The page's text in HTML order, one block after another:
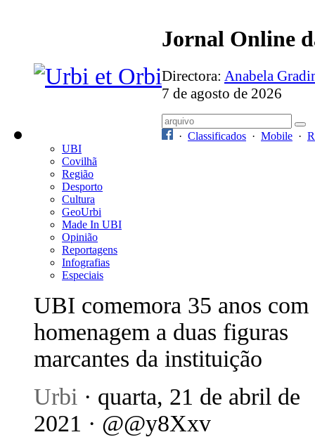
Jornal Online
Directora: Anabela
7 de agosto de 2026
· Classificados · Mobile ·
UBI
Covilhã
Região
Desporto
Cultura
GeoUrbi
Made In UBI
Opinião
Reportagens
Infografias
Especiais
UBI comemora 35 anos com
homenagem a duas figuras
marcantes da instituição
Urbi · quarta, 21 de abril de
2021 · @@y8Xxv